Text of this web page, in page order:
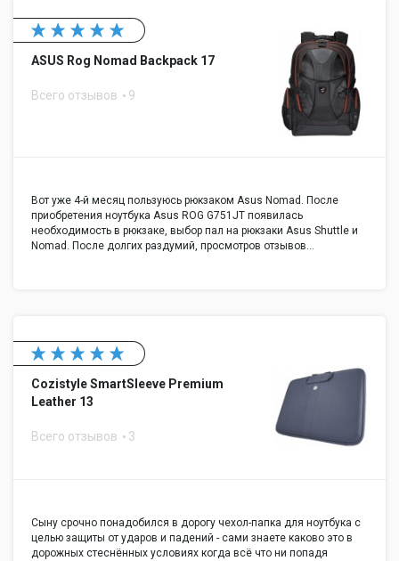
ASUS Rog Nomad Backpack 17
Всего отзывов 9
Вот уже 4-й месяц пользуюсь рюкзаком Asus Nomad. После
приобретения ноутбука Asus ROG G751JT появилась
необходимость в рюкзаке, выбор пал на рюкзаки Asus Shuttle и
Nomad. После долгих раздумий, просмотров отзывов…
Cozistyle SmartSleeve Premium
Leather 13
Всего отзывов 3
Сыну срочно понадобился в дорогу чехол-папка для ноутбука с
целью защиты от ударов и падений - сами знаете каково это в
дорожных стеснённых условиях когда всё что ни попадя